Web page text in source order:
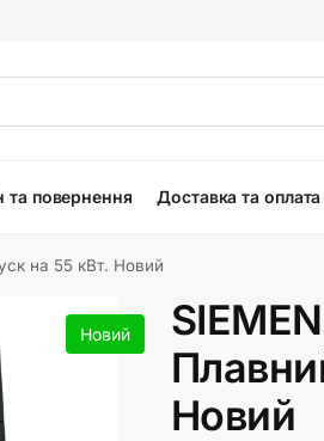
та повернення Доставка та оплата
на 55 кВт. Новий
Новий
Новий